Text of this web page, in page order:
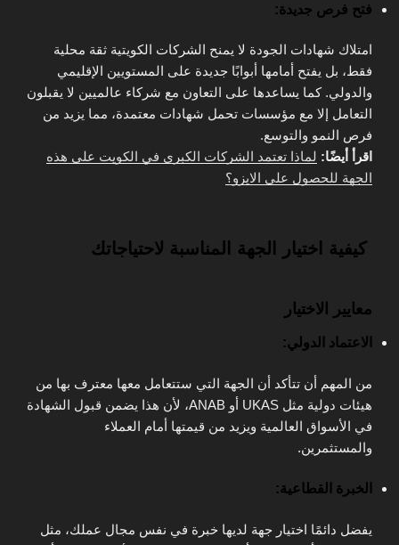
فتح فرص جديدة:
امتلاك شهادات الجودة لا يمنح الشركات الكويتية ثقة محلية
فقط، بل يفتح أمامها أبوابًا جديدة على المستويين الإقليمي
والدولي. كما يساعدها على التعاون مع شركاء عالميين لا يقبلون
التعامل إلا مع مؤسسات تحمل شهادات معتمدة، مما يزيد من
فرص النمو والتوسع.
اقرأ أيضًا: لماذا تعتمد الشركات الكبرى في الكويت على هذه
الجهة للحصول على الايزو؟
كيفية اختيار الجهة المناسبة لاحتياجاتك
معايير الاختيار
الاعتماد الدولي:
من المهم أن تتأكد أن الجهة التي ستتعامل معها معترف بها من
هيئات دولية مثل UKAS أو ANAB
، لأن هذا يضمن قبول الشهادة
في الأسواق العالمية ويزيد من قيمتها أمام العملاء
والمستثمرين.
الخبرة القطاعية:
يفضل دائمًا اختيار جهة لديها خبرة في نفس مجال عملك، مثل